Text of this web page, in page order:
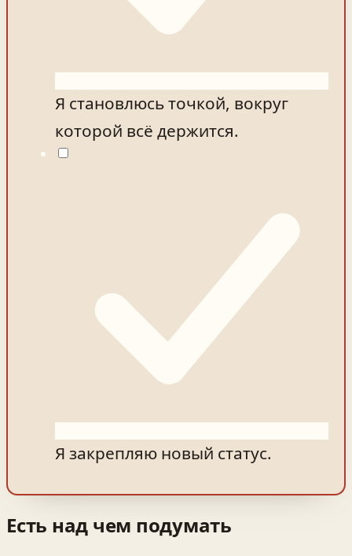
Я становлюсь точкой, вокруг
которой всё держится.
Я закрепляю новый статус.
Есть над чем подумать